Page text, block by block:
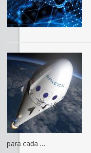
para cada …